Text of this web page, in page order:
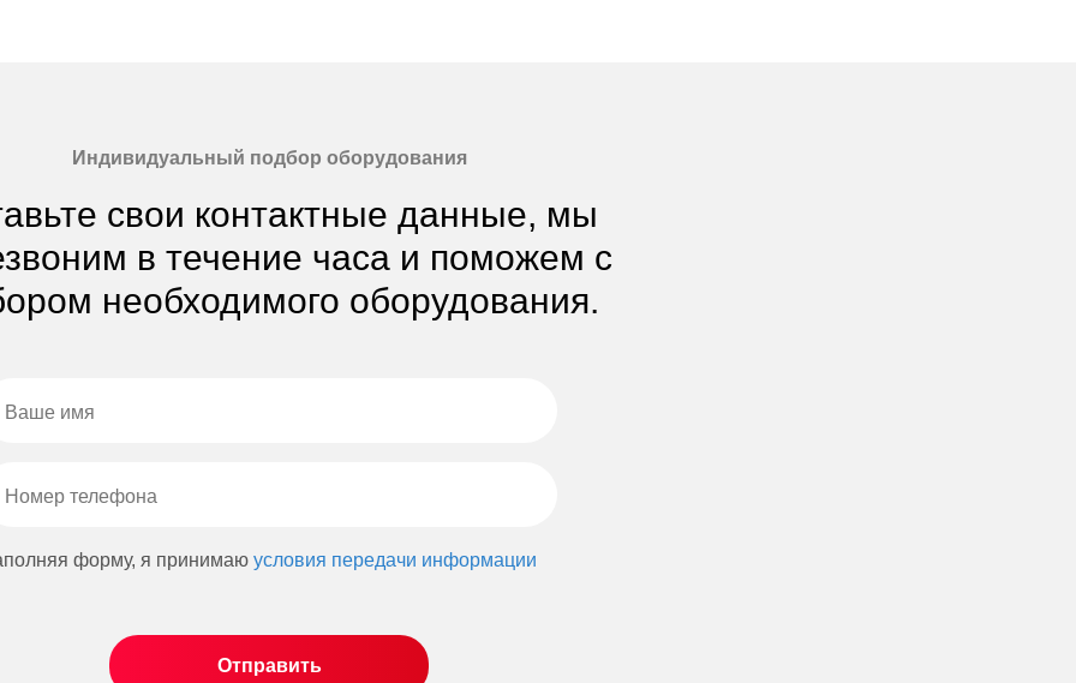
Индивидуальный подбор оборудования
свои контактные данные, мы
в течение часа и поможем с
необходимого оборудования.
форму, я принимаю условия передачи информации